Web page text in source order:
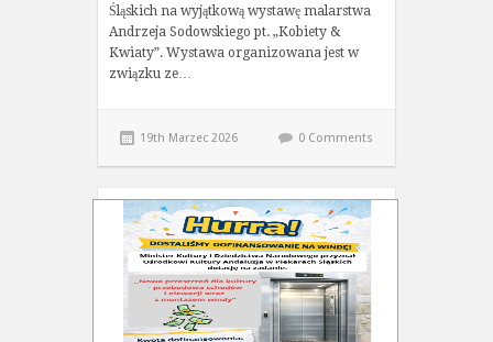
Śląskich na wyjątkową wystawę malarstwa
Andrzeja Sodowskiego pt. „Kobiety &
Kwiaty”. Wystawa organizowana jest w
związku ze…
19th Marzec 2026 0 Comments